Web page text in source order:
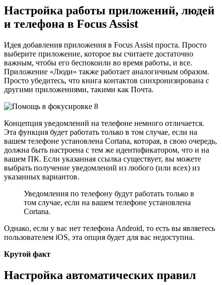
Настройка работы приложений, людей
и телефона в Focus Assist
Идея добавления приложения в Focus Assist проста. Просто
выберите приложение, которое вы считаете достаточно
важным, чтобы его беспокоили во время работы, и все.
Приложение «Люди» также работает аналогичным образом.
Просто убедитесь, что книга контактов синхронизирована с
другими приложениями, такими как Почта.
Концепция уведомлений на телефоне немного отличается.
Эта функция будет работать только в том случае, если на
вашем телефоне установлена ​​Cortana, которая, в свою очередь,
должна быть настроена с тем же идентификатором, что и на
вашем ПК. Если указанная ссылка существует, вы можете
выбрать получение уведомлений из любого (или всех) из
указанных вариантов.
Уведомления по телефону будут работать только в
том случае, если на вашем телефоне установлена ​​
Cortana.
Однако, если у вас нет телефона Android, то есть вы являетесь
пользователем iOS, эта опция будет для вас недоступна.
Крутой факт
Настройка автоматических правил